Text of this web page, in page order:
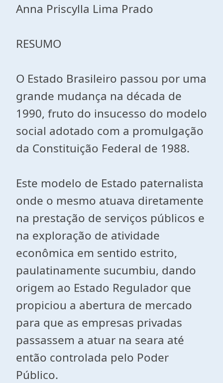
Anna Priscylla Lima Prado
RESUMO
O Estado Brasileiro passou por uma
grande mudança na década de
1990, fruto do insucesso do modelo
social adotado com a promulgação
da Constituição Federal de 1988.
Este modelo de Estado paternalista
onde o mesmo atuava diretamente
na prestação de serviços públicos e
na exploração de atividade
econômica em sentido estrito,
paulatinamente sucumbiu, dando
origem ao Estado Regulador que
propiciou a abertura de mercado
para que as empresas privadas
passassem a atuar na seara até
então controlada pelo Poder
Público.